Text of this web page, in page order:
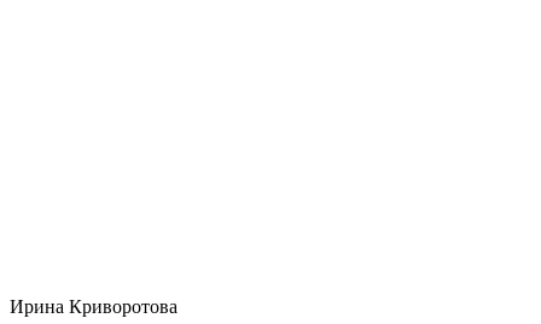
Ирина Криворотова